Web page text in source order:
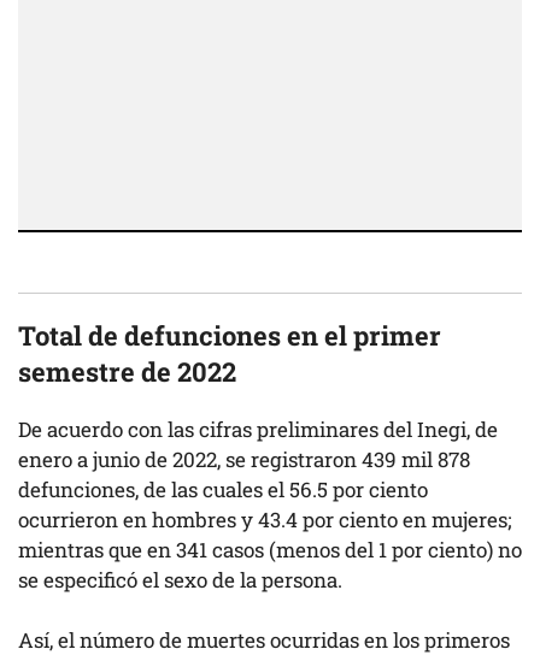
Total de defunciones en el primer
semestre de 2022
De acuerdo con las cifras preliminares del Inegi, de
enero a junio de 2022, se registraron 439 mil 878
defunciones, de las cuales el 56.5 por ciento
ocurrieron en hombres y 43.4 por ciento en mujeres;
mientras que en 341 casos (menos del 1 por ciento) no
se especificó el sexo de la persona.
Así, el número de muertes ocurridas en los primeros